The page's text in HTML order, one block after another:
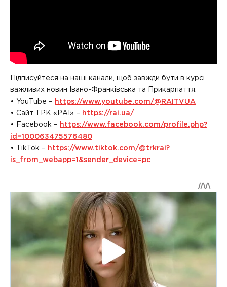
Підписуйтеся на наші канали, щоб завжди бути в курсі
важливих новин Івано-Франківська та Прикарпаття.
• YouTube – https://www.youtube.com/@RAITVUA
• Сайт ТРК «РАІ» – https://rai.ua/
• Facebook – https://www.facebook.com/profile.php?
id=100063475576480
• TikTok – https://www.tiktok.com/@trkrai?
is_from_webapp=1&sender_device=pc